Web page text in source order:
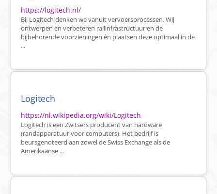
https://logitech.nl/
Bij Logitech denken we vanuit vervoersprocessen. Wij
ontwerpen en verbeteren railinfrastructuur en de
bijbehorende voorzieningen én plaatsen deze optimaal in de
...
Logitech
https://nl.wikipedia.org/wiki/Logitech
Logitech is een Zwitsers producent van hardware
(randapparatuur voor computers). Het bedrijf is
beursgenoteerd aan zowel de Swiss Exchange als de
Amerikaanse ...